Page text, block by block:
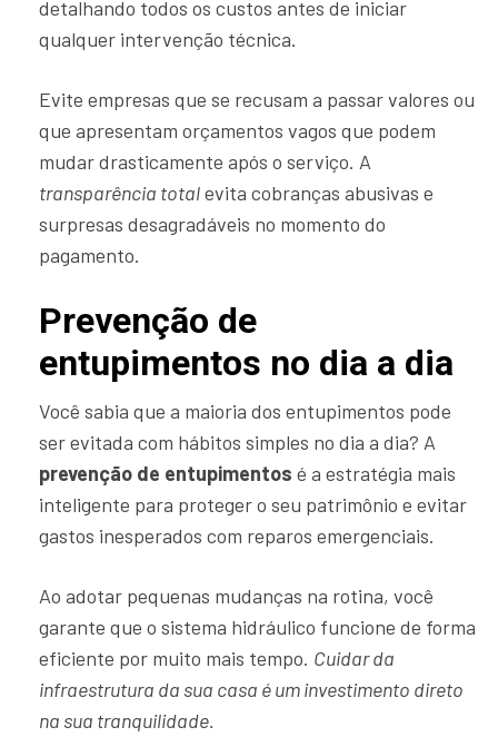
detalhando todos os custos antes de iniciar
qualquer intervenção técnica.
Evite empresas que se recusam a passar valores ou
que apresentam orçamentos vagos que podem
mudar drasticamente após o serviço. A
transparência totalevita cobranças abusivas e
surpresas desagradáveis no momento do
pagamento.
Prevenção de
entupimentos no dia a dia
Você sabia que a maioria dos entupimentos pode
ser evitada com hábitos simples no dia a dia? A
prevenção de entupimentos é a estratégia mais
inteligente para proteger o seu patrimônio e evitar
gastos inesperados com reparos emergenciais.
Ao adotar pequenas mudanças na rotina, você
garante que o sistema hidráulico funcione de forma
eficiente por muito mais tempo. Cuidar da
infraestrutura da sua casa é um investimento direto
na sua tranquilidade.